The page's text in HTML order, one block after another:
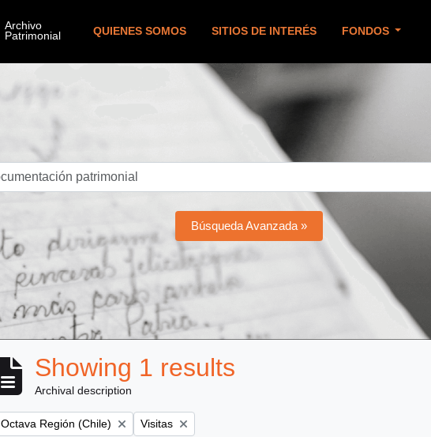
QUIENES SOMOS SITIOS DE INTERÉS FONDOS
Búsqueda Avanzada »
Showing 1 results
Archival description
Remove filter:
Octava Región (Chile) Remove filter:
Visitas